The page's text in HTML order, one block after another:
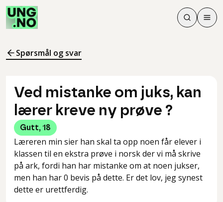
Søk
Søk
Meny
Spørsmål og svar
Ved mistanke om juks, kan
lærer kreve ny prøve ?
Gutt, 18
Læreren min sier han skal ta opp noen får elever i
klassen til en ekstra prøve i norsk der vi må skrive
på ark, fordi han har mistanke om at noen jukser,
men han har 0 bevis på dette. Er det lov, jeg synest
dette er urettferdig.